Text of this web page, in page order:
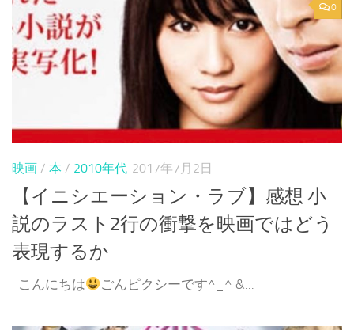
0
映画 / 本 / 2010年代 2017年7月2日
【イニシエーション・ラブ】感想 小
説のラスト2行の衝撃を映画ではどう
表現するか
こんにちは ごんピクシーです^_^ &...